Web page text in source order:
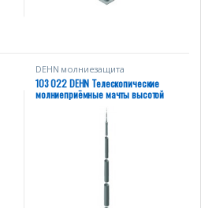
DEHN молниезащита
103 022 DEHN Телескопические
молниеприёмные мачты высотой